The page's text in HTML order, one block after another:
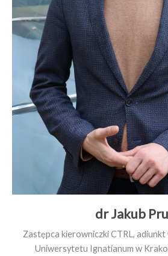
dr Jakub
Zastępca kierowniczki CTRL,
Uniwersytetu Ignatianum w